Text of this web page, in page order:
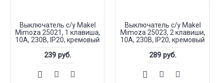
Выключатель с/у Makel
Mimoza 25021, 1 клавиша,
10А, 230В, IP20, кремовый
239 руб.
Выключатель с/у Makel
Mimoza 25023, 2 клавиши,
10А, 230В, IP20, кремовый
289 руб.